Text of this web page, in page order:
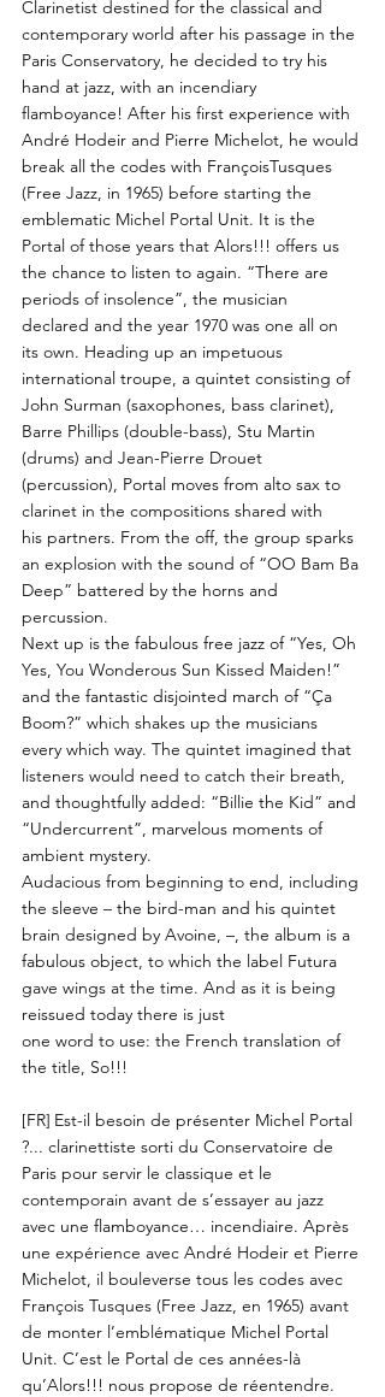
Clarinetist destined for the classical and
contemporary world after his passage in the
Paris Conservatory, he decided to try his
hand at jazz, with an incendiary
flamboyance! After his first experience with
André Hodeir and Pierre Michelot, he would
break all the codes with FrançoisTusques
(Free Jazz, in 1965) before starting the
emblematic Michel Portal Unit. It is the
Portal of those years that Alors!!! offers us
the chance to listen to again. “There are
periods of insolence”, the musician
declared and the year 1970 was one all on
its own. Heading up an impetuous
international troupe, a quintet consisting of
John Surman (saxophones, bass clarinet),
Barre Phillips (double-bass), Stu Martin
(drums) and Jean-Pierre Drouet
(percussion), Portal moves from alto sax to
clarinet in the compositions shared with
his partners. From the off, the group sparks
an explosion with the sound of “OO Bam Ba
Deep” battered by the horns and
percussion.
Next up is the fabulous free jazz of “Yes, Oh
Yes, You Wonderous Sun Kissed Maiden!”
and the fantastic disjointed march of “Ça
Boom?” which shakes up the musicians
every which way. The quintet imagined that
listeners would need to catch their breath,
and thoughtfully added: “Billie the Kid” and
“Undercurrent”, marvelous moments of
ambient mystery.
Audacious from beginning to end, including
the sleeve – the bird-man and his quintet
brain designed by Avoine, –, the album is a
fabulous object, to which the label Futura
gave wings at the time. And as it is being
reissued today there is just
one word to use: the French translation of
the title, So!!!
[FR] Est-il besoin de présenter Michel Portal
?... clarinettiste sorti du Conservatoire de
Paris pour servir le classique et le
contemporain avant de s’essayer au jazz
avec une flamboyance… incendiaire. Après
une expérience avec André Hodeir et Pierre
Michelot, il bouleverse tous les codes avec
François Tusques (Free Jazz, en 1965) avant
de monter l’emblématique Michel Portal
Unit. C’est le Portal de ces années-là
qu’Alors!!! nous propose de réentendre.